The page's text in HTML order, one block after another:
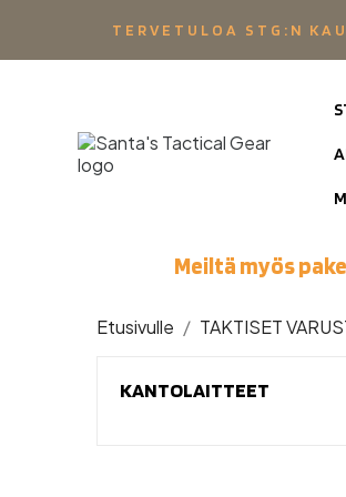
TERVETULOA STG:N
Meiltä myös
Etusivulle TAKTISET
KANTOLAITTEET